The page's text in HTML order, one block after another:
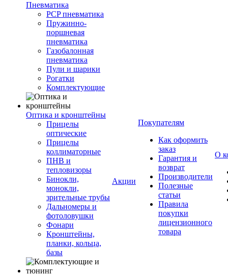
Пневматика
PCP пневматика
Пружинно-
поршневая
пневматика
Газобалонная
пневматика
Пули и шарики
Рогатки
Комплектующие
Оптика и кронштейны
Прицелы
оптические
Прицелы
коллиматорные
ПНВ и
тепловизоры
Бинокли,
монокли,
зрительные трубы
Дальномеры и
фотоловушки
Фонари
Кронштейны,
планки, кольца,
базы
Акции
Покупателям
Как оформить
заказ
Гарантия и
возврат
Производители
Полезные
статьи
Правила
покупки
лицензионного
товара
О